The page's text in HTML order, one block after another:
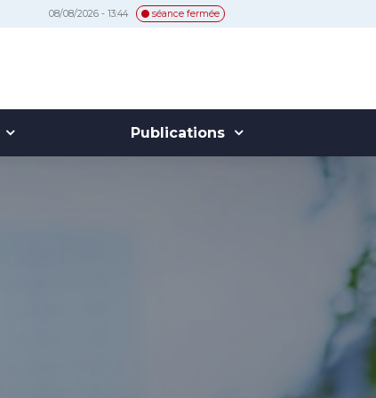
08/08/2026 - 13:44 séance fermée
Publications